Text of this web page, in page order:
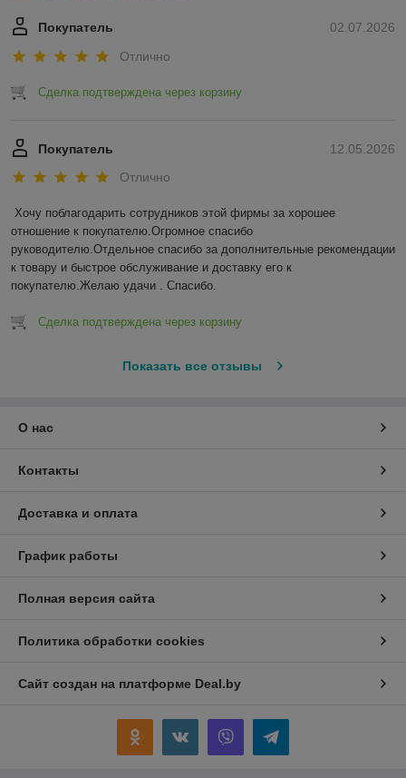
02.07.2026
Покупатель
Отлично
Сделка подтверждена через корзину
12.05.2026
Покупатель
Отлично
Хочу поблагодарить сотрудников этой фирмы за хорошее
отношение к покупателю.Огромное спасибо
руководителю.Отдельное спасибо за дополнительные рекомендации
к товару и быстрое обслуживание и доставку его к
покупателю.Желаю удачи . Спасибо.
Сделка подтверждена через корзину
Показать все отзывы
О нас
Контакты
Доставка и оплата
График работы
Полная версия сайта
Политика обработки cookies
Сайт создан на платформе Deal.by